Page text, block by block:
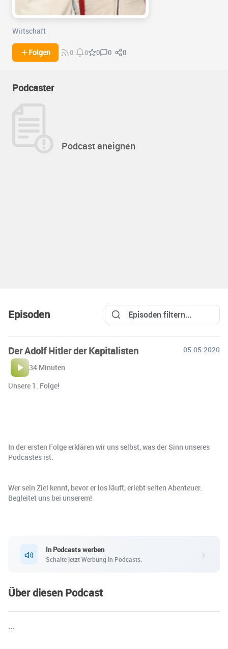
Wirtschaft
Folgen 0 0 0 0 0
Podcaster
Podcast aneignen
Episoden
Der Adolf Hitler der Kapitalisten
05.05.2020
34 Minuten
Unsere 1. Folge!
In der ersten Folge erklären wir uns selbst, was der Sinn unseres
Podcastes ist.
Wer sein Ziel kennt, bevor er los läuft, erlebt selten Abenteuer.
Begleitet uns bei unserem!
In Podcasts werben
Schalte jetzt Werbung in Podcasts.
Über diesen Podcast
...